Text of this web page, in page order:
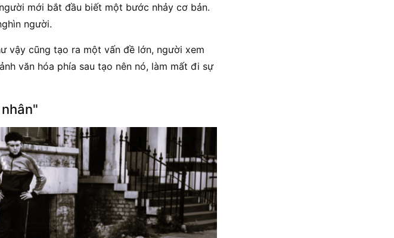
mới bắt đầu biết một bước nhảy cơ bản.
người.
vậy cũng tạo ra một vấn đề lớn, người xem
văn hóa phía sau tạo nên nó, làm mất đi sự